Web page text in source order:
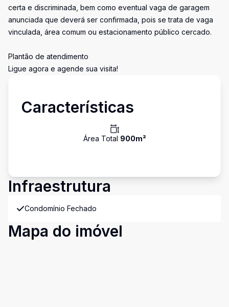
certa e discriminada, bem como eventual vaga de garagem
anunciada que deverá ser confirmada, pois se trata de vaga
vinculada, área comum ou estacionamento público cercado.
Plantão de atendimento
Ligue agora e agende sua visita!
Características
Área Total 900m²
Infraestrutura
Condomínio Fechado
Mapa do imóvel